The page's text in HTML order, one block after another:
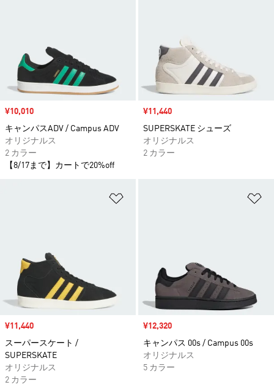
セール価格
¥10,010
キャンパスADV / Campus ADV
オリジナルス
2 カラー
【8/17まで】カートで20%off
セール価格
¥11,440
SUPERSKATE シューズ
オリジナルス
2 カラー
セール価格
¥11,440
スーパースケート /
SUPERSKATE
オリジナルス
2 カラー
セール価格
¥12,320
キャンパス 00s / Campus 00s
オリジナルス
5 カラー